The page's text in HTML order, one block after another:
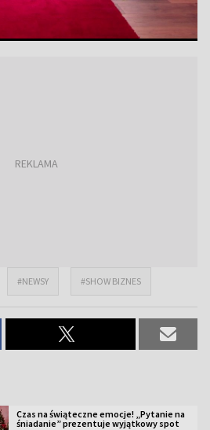
#NEWSY #SHOW BIZNES
Czas na świąteczne emocje! „Pytanie na
śniadanie” prezentuje wyjątkowy spot